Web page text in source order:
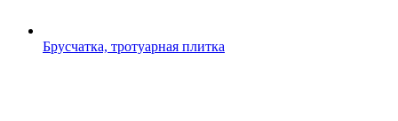
Брусчатка, тротуарная плитка